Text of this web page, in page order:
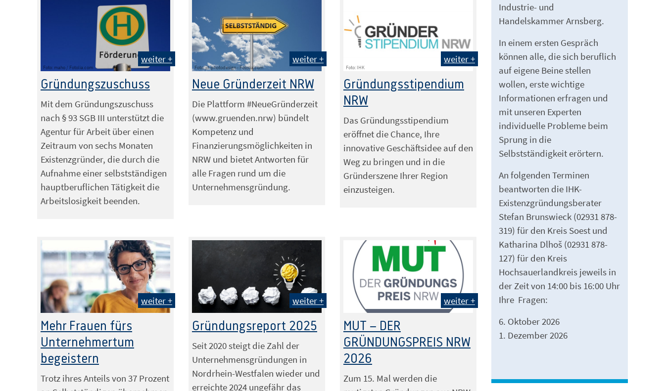
Foto: maho / Fotolia.com
weiter +
Gründungszuschuss
Mit dem Gründungszuschuss
nach § 93 SGB III unterstützt die
Agentur für Arbeit über einen
Zeitraum von sechs Monaten
Existenzgründer, die durch die
Aufnahme einer selbstständigen
hauptberuflichen Tätigkeit die
Arbeitslosigkeit beenden.
Foto: jd-photodesign - Fotolia.com
weiter +
Neue Gründerzeit NRW
Die Plattform #NeueGründerzeit
(www.gruenden.nrw) bündelt
Kompetenz und
Finanzierungsmöglichkeiten in
NRW und bietet Antworten für
alle Fragen rund um die
Unternehmensgründung.
Foto: IHK
weiter +
Gründungsstipendium
NRW
Das Gründungsstipendium
eröffnet die Chance, Ihre
innovative Geschäftsidee auf den
Weg zu bringen und in die
Gründerszene Ihrer Region
einzusteigen.
weiter +
Mehr Frauen fürs
Unternehmertum
begeistern
Trotz ihres Anteils von 37 Prozent
weiter +
Gründungsreport 2025
Seit 2020 steigt die Zahl der
Unternehmensgründungen in
Nordrhein-Westfalen wieder und
erreichte 2024 ungefähr das
weiter +
MUT – DER
GRÜNDUNGSPREIS NRW
2026
Zum 15. Mal werden die
Industrie- und
Handelskammer Arnsberg.
In einem ersten Gespräch
können alle, die sich beruflich
auf eigene Beine stellen
wollen, erste wichtige
Informationen erfragen und
mit unseren Experten
individuelle Probleme beim
Sprung in die
Selbstständigkeit erörtern.
An folgenden Terminen
beantworten die IHK-
Existenzgründungsberater
Stefan Brunswieck (02931 878-
319) für den Kreis Soest und
Katharina Dlhoš (02931 878-
127) für den Kreis
Hochsauerlandkreis jeweils in
der Zeit von 14:00 bis 16:00 Uhr
Ihre Fragen:
6. Oktober 2026
1. Dezember 2026